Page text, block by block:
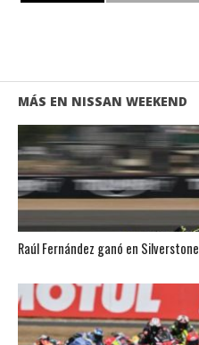
MÁS EN NISSAN WEEKEND
Raúl Fernández ganó en Silverstone